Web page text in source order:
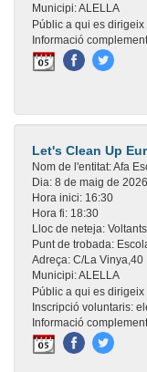
Municipi:ALELLA
Públic a qui es dirigeix
Informació
Let's Clean Up
Nom de l'entitat:Afa
Dia: 8 de maig de 2026
Hora inici: 16:30
Hora fi: 18:30
Lloc de neteja:
Punt de trobada:
Adreça: C/La Vinya,40
Municipi:ALELLA
Públic a qui es dirigeix
Inscripció voluntaris:
Informació